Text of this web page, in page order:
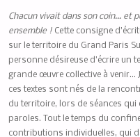
Chacun vivait dans son coin… et
ensemble ! Cette consigne
sur le territoire du Grand Paris
personne désireuse d’écrire un
grande œuvre collective à venir…
ces textes sont nés de la
du territoire, lors de séances qui
paroles. Tout le temps du
contributions individuelles, qui